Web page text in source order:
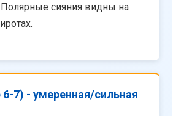
Полярные сияния видны на
6-7) - умеренная/сильная